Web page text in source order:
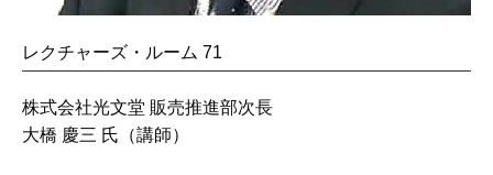
レクチャーズ・ルーム 71
株式会社光文堂 販売推進部次長
大橋 慶三 氏（講師）